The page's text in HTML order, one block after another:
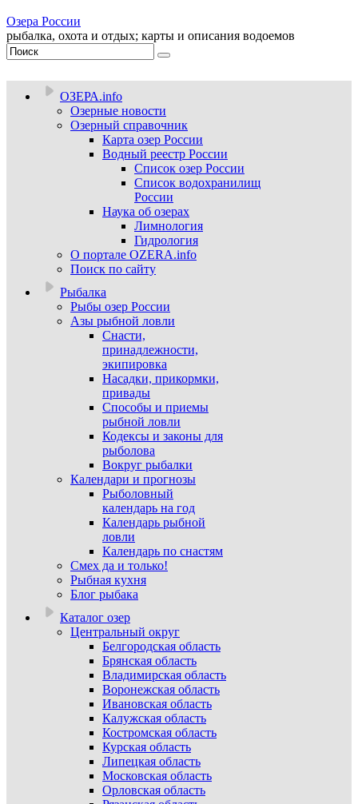
Озера России
рыбалка, охота и отдых; карты и описания водоемов
ОЗЕРА.info
Озерные новости
Озерный справочник
Карта озер России
Водный реестр России
Список озер России
Список водохранилищ
России
Наука об озерах
Лимнология
Гидрология
О портале OZERA.info
Поиск по сайту
Рыбалка
Рыбы озер России
Азы рыбной ловли
Снасти,
принадлежности,
экипировка
Насадки, прикормки,
привады
Способы и приемы
рыбной ловли
Кодексы и законы для
рыболова
Вокруг рыбалки
Календари и прогнозы
Рыболовный
календарь на год
Календарь рыбной
ловли
Календарь по снастям
Смех да и только!
Рыбная кухня
Блог рыбака
Каталог озер
Центральный округ
Белгородская область
Брянская область
Владимирская область
Воронежская область
Ивановская область
Калужская область
Костромская область
Курская область
Липецкая область
Московская область
Орловская область